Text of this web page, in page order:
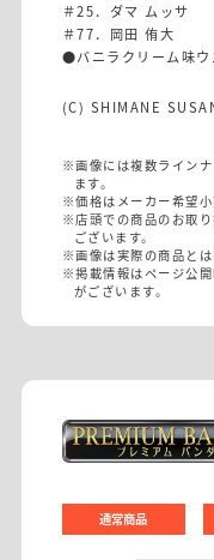
＃25．ダマ ムッサ
＃77．岡田 侑大
●バニラクリーム味ウ
(C) SHIMANE
※画像には複数ライン
ます。
※価格はメーカー希望小
※店頭での商品のお取
ございます。
※画像は実際の商品とは
※掲載情報はページ公
がございます。
通常商品